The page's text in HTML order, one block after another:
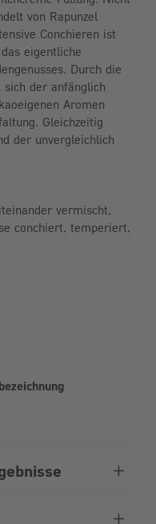
von Rapunzel
Conchieren ist
eigentliche
Durch die
sich der anfänglich
Aromen
Gleichzeitig
der unvergleichlich
vermischt,
conchiert, temperiert,